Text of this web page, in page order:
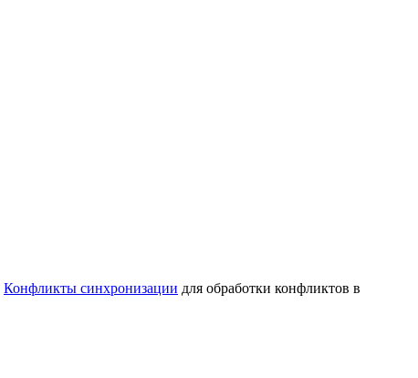
Конфликты синхронизации для обработки конфликтов в